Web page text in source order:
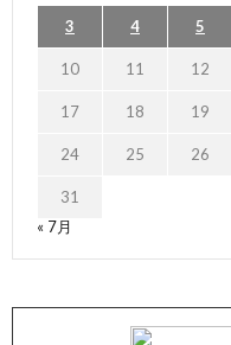
3 4 5
10 11 12
17 18 19
24 25 26
31
« 7月